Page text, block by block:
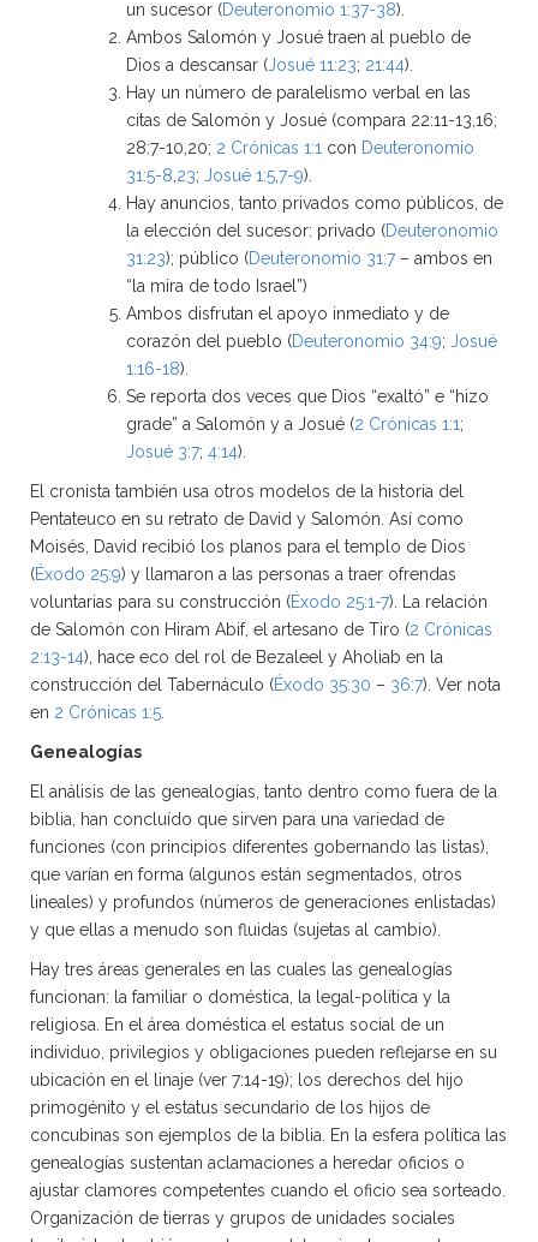
un sucesor (Deuteronomio 1:37-38).
Ambos Salomón y Josué traen al pueblo de
Dios a descansar (Josué 11:23; 21:44).
Hay un número de paralelismo verbal en las
citas de Salomón y Josué (compara 22:11-13,16;
28:7-10,20; 2 Crónicas 1:1 con Deuteronomio
31:5-8 23; Josué 1:57-9).
Hay anuncios, tanto privados como públicos, de
la elección del sucesor: privado (Deuteronomio
31:23); público (Deuteronomio 31:7– ambos en
“la mira de todo Israel”)
Ambos disfrutan el apoyo inmediato y de
corazón del pueblo (Deuteronomio 34:9; Josué
1:16-18).
Se reporta dos veces que Dios “exaltó” e “hizo
grade” a Salomón y a Josué (2 Crónicas 1:1;
Josué 3:7; 4:14).
El cronista también usa otros modelos de la historia del
Pentateuco en su retrato de David y Salomón. Así como
Moisés, David recibió los planos para el templo de Dios
(Éxodo 25:9) y llamaron a las personas a traer ofrendas
voluntarias para su construcción (Éxodo 25:1-7). La relación
de Salomón con Hiram Abif, el artesano de Tiro (2 Crónicas
2:13-14), hace eco del rol de Bezaleel y Aholiab en la
construcción del Tabernáculo (Éxodo 35:30 – 36:7). Ver nota
en 2 Crónicas 1:5
Genealogías
El análisis de las genealogías, tanto dentro como fuera de la
biblia, han concluído que sirven para una variedad de
funciones (con principios diferentes gobernando las listas),
que varían en forma (algunos están segmentados, otros
lineales) y profundos (números de generaciones enlistadas)
y que ellas a menudo son fluidas (sujetas al cambio).
Hay tres áreas generales en las cuales las genealogías
funcionan: la familiar o doméstica, la legal-política y la
religiosa. En el área doméstica el estatus social de un
individuo, privilegios y obligaciones pueden reflejarse en su
ubicación en el linaje (ver 7:14-19); los derechos del hijo
primogénito y el estatus secundario de los hijos de
concubinas son ejemplos de la biblia. En la esfera política las
genealogías sustentan aclamaciones a heredar oficios o
ajustar clamores competentes cuando el oficio sea sorteado.
Organización de tierras y grupos de unidades sociales